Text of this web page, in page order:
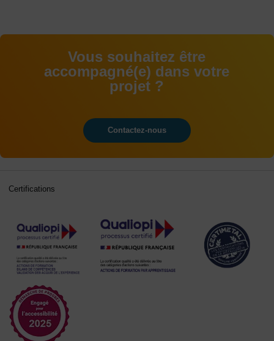
Vous souhaitez être
accompagné(e) dans votre
projet ?
Contactez-nous
Certifications